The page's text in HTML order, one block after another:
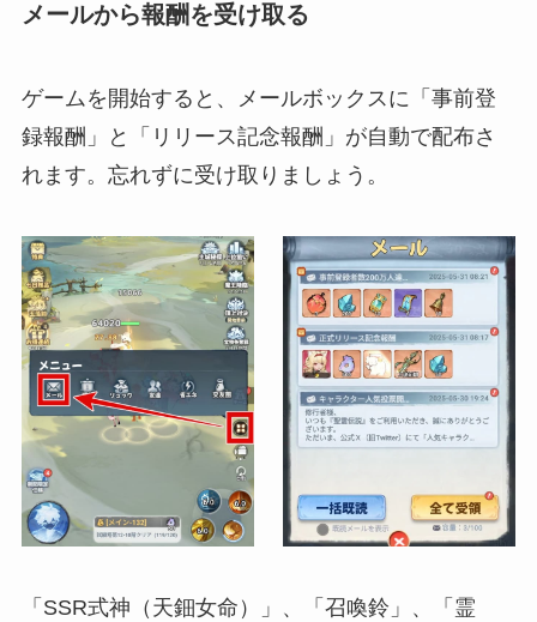
メールから報酬を受け取る
ゲームを開始すると、メールボックスに「事前登
録報酬」と「リリース記念報酬」が自動で配布さ
れます。忘れずに受け取りましょう。
「SSR式神（天鈿女命）」、「召喚鈴」、「霊